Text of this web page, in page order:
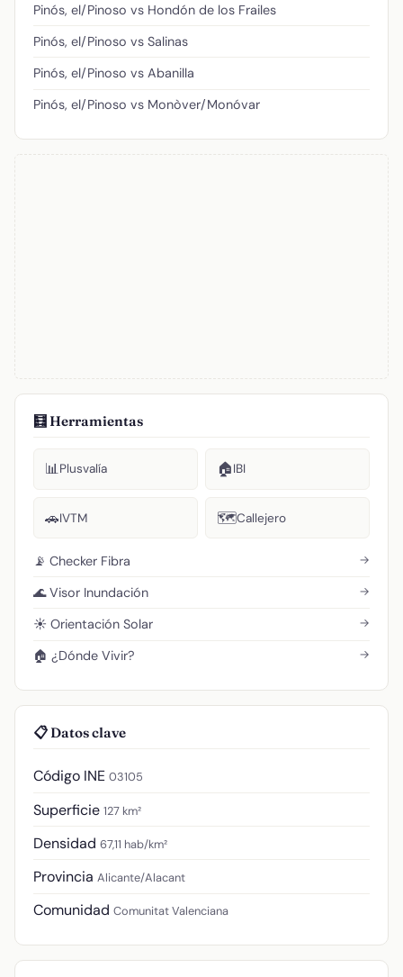
Pinós, el/Pinoso vs Hondón de los Frailes
Pinós, el/Pinoso vs Salinas
Pinós, el/Pinoso vs Abanilla
Pinós, el/Pinoso vs Monòver/Monóvar
🧮 Herramientas
📊Plusvalía 🏠IBI
🚗IVTM 🗺️Callejero
📡 Checker Fibra →
🌊 Visor Inundación →
☀️ Orientación Solar →
🏠 ¿Dónde Vivir? →
📋 Datos clave
Código INE 03105
Superficie 127 km²
Densidad 67,11 hab/km²
Provincia Alicante/Alacant
Comunidad Comunitat Valenciana